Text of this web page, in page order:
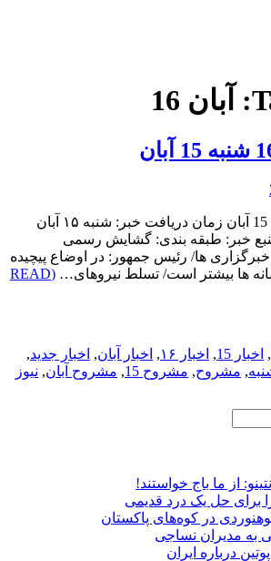
آبان 16
اخبار مشروح 16 شنبه 15 آبان زمان دریافت خبر: شنبه ۱۵ آبان
ساعت ۱۷:۰۰ منبع خبر: طبقه بندی: گشایش رسمی
ها/ رئیس جمهور: در اوضاع پیچیده
ها بیشتر است/ تسلط نیروهای…
(READ
, اخبار 15 , اخبار ۱۶ , اخبار آبان, اخبار جدید,
, مشروح, مشروح 15 , مشروح آبان, نیوز
از ما باج خواستند!
برای حل یک درد قدیمی
در کوه‌های پاکستان
به مدیران نساجی
درباره ایران